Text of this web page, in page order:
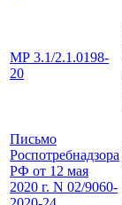
МР 3.1/2.1.0198-
20
Письмо
Роспотребнадзора
РФ от 12 мая
2020 г. N 02/9060-